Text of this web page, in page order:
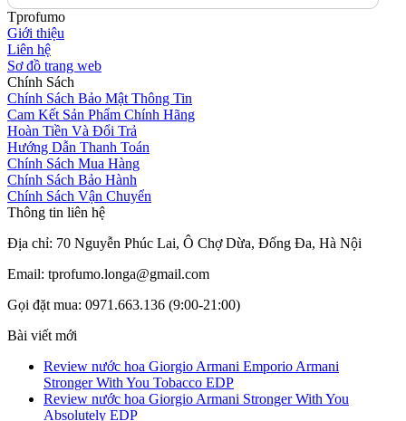
Tprofumo
Giới thiệu
Liên hệ
Sơ đồ trang web
Chính Sách
Chính Sách Bảo Mật Thông Tin
Cam Kết Sản Phẩm Chính Hãng
Hoàn Tiền Và Đổi Trả
Hướng Dẫn Thanh Toán
Chính Sách Mua Hàng
Chính Sách Bảo Hành
Chính Sách Vận Chuyển
Thông tin liên hệ
Địa chỉ: 70 Nguyễn Phúc Lai, Ô Chợ Dừa, Đống Đa, Hà Nội
Email: tprofumo.longa@gmail.com
Gọi đặt mua: 0971.663.136 (9:00-21:00)
Bài viết mới
Review nước hoa Giorgio Armani Emporio Armani
Stronger With You Tobacco EDP
Review nước hoa Giorgio Armani Stronger With You
Absolutely EDP